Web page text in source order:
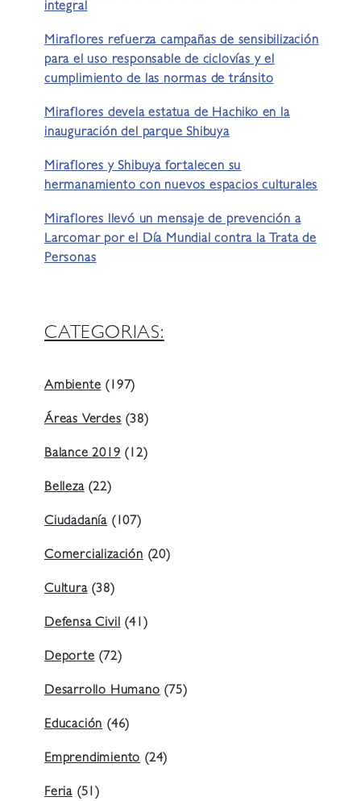
integral
Miraflores refuerza campañas de sensibilización
para el uso responsable de ciclovías y el
cumplimiento de las normas de tránsito
Miraflores devela estatua de Hachiko en la
inauguración del parque Shibuya
Miraflores y Shibuya fortalecen su
hermanamiento con nuevos espacios culturales
Miraflores llevó un mensaje de prevención a
Larcomar por el Día Mundial contra la Trata de
Personas
CATEGORIAS:
Ambiente(197)
Áreas Verdes(38)
Balance 2019(12)
Belleza(22)
Ciudadanía (107)
Comercialización(20)
Cultura(38)
Defensa Civil(41)
Deporte(72)
Desarrollo Humano(75)
Educación(46)
Emprendimiento(24)
Feria (51)